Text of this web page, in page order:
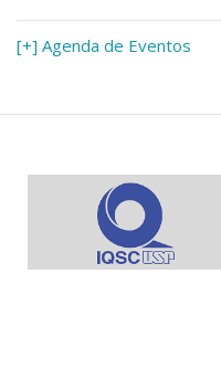
[+] Agenda de Eventos